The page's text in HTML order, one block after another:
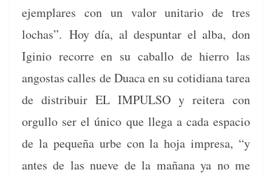
ejem­plares con un val­or uni­tario de tres
lochas”. Hoy día, al despun­tar el alba, don
Iginio recorre en su cabal­lo de hier­ro las
angostas calles de Dua­ca en su cotid­i­ana tarea
de dis­tribuir EL IMPULSO y reit­era con
orgul­lo ser el úni­co que lle­ga a cada espa­cio
de la pequeña urbe con la hoja impre­sa, “y
antes de las nueve de la mañana ya no me